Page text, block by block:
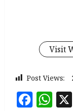
Visit
Post Views: